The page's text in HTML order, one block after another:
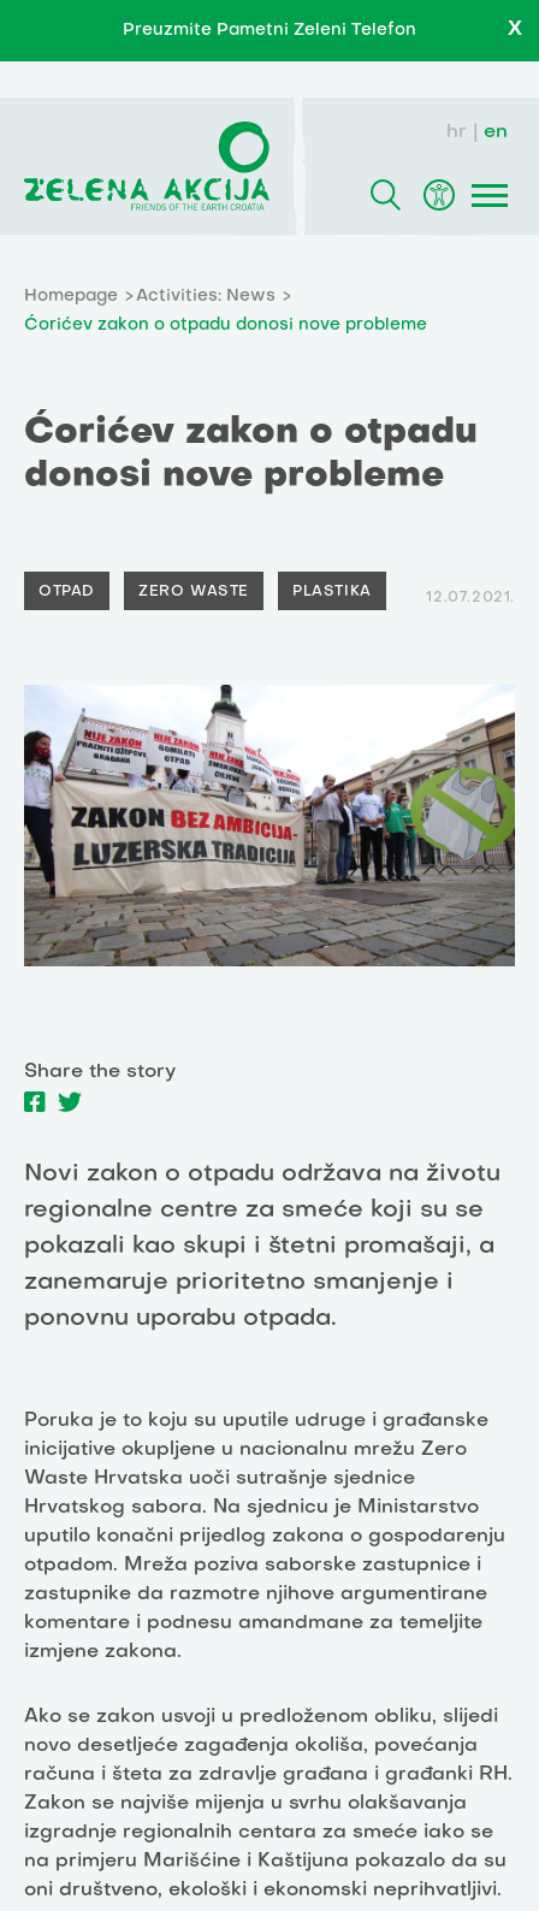
Preuzmite Pametni Zeleni Telefon X
hr en
Homepage
Activities: News
Ćorićev zakon o otpadu donosi nove probleme
Ćorićev zakon o otpadu
donosi nove probleme
OTPAD ZERO WASTE PLASTIKA 12.07.2021.
Share the story
Novi zakon o otpadu održava na životu
regionalne centre za smeće koji su se
pokazali kao skupi i štetni promašaji, a
zanemaruje prioritetno smanjenje i
ponovnu uporabu otpada.
Poruka je to koju su uputile udruge i građanske
inicijative okupljene u nacionalnu mrežu Zero
Waste Hrvatska uoči sutrašnje sjednice
Hrvatskog sabora. Na sjednicu je Ministarstvo
uputilo konačni prijedlog zakona o gospodarenju
otpadom. Mreža poziva saborske zastupnice i
zastupnike da razmotre njihove argumentirane
komentare i podnesu amandmane za temeljite
izmjene zakona.
Ako se zakon usvoji u predloženom obliku, slijedi
novo desetljeće zagađenja okoliša, povećanja
računa i šteta za zdravlje građana i građanki RH.
Zakon se najviše mijenja u svrhu olakšavanja
izgradnje regionalnih centara za smeće iako se
na primjeru Marišćine i Kaštijuna pokazalo da su
oni društveno, ekološki i ekonomski neprihvatljivi.